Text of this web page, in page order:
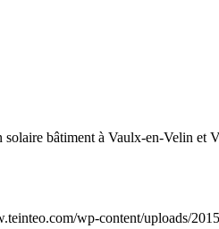
bâtiment à Vaulx-en-Velin et
wp-content/uploads/